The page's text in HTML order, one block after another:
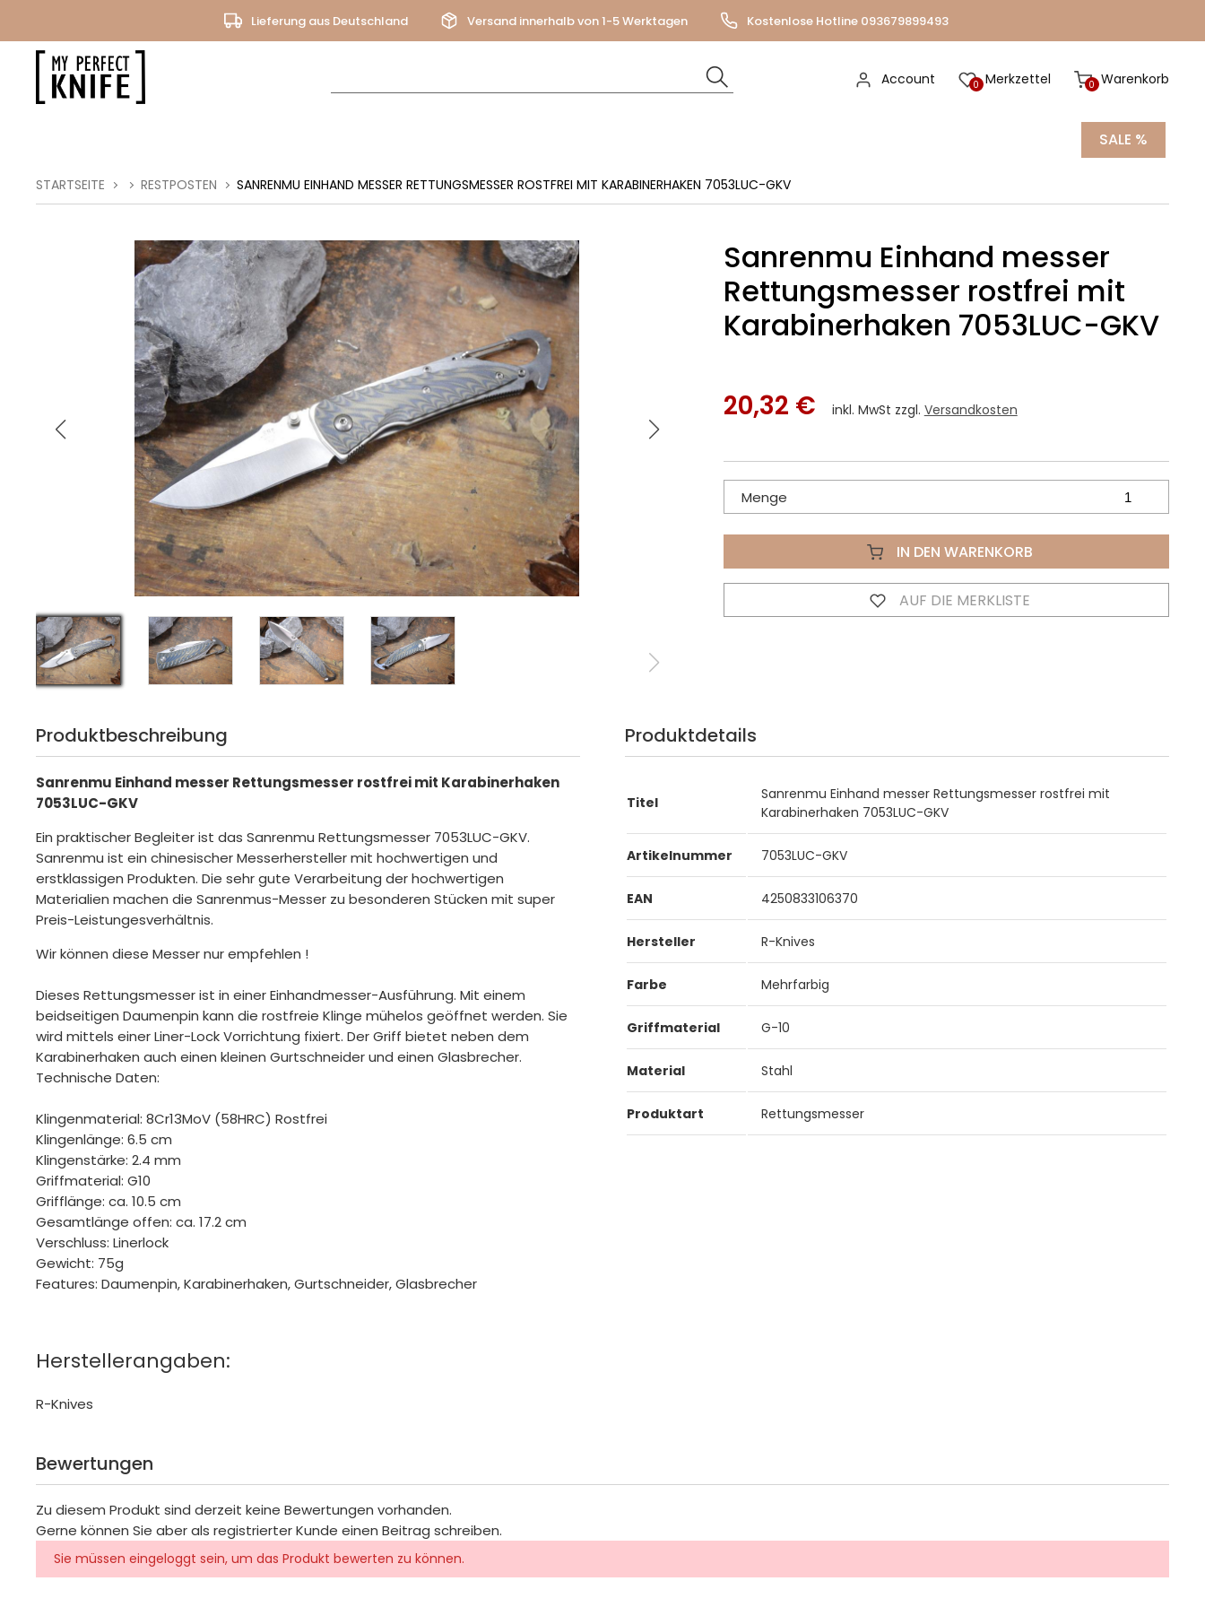
Lieferung aus Deutschland Versand innerhalb von 1-5 Werktagen Kostenlose Hotline 093679899493
0 Warenkorb
0 Merkzettel
Account
SALE %
STARTSEITE RESTPOSTEN SANRENMU EINHAND MESSER RETTUNGSMESSER ROSTFREI MIT KARABINERHAKEN 7053LUC-GKV
Sanrenmu Einhand messer
Rettungsmesser rostfrei mit
Karabinerhaken 7053LUC-GKV
20,32 € inkl. MwSt zzgl. Versandkosten
Menge
IN DEN WARENKORB
AUF DIE MERKLISTE
Produktbeschreibung
Sanrenmu Einhand messer Rettungsmesser rostfrei mit Karabinerhaken
7053LUC-GKV
Ein praktischer Begleiter ist das Sanrenmu Rettungsmesser 7053LUC-GKV.
Sanrenmu ist ein chinesischer Messerhersteller mit hochwertigen und
erstklassigen Produkten. Die sehr gute Verarbeitung der hochwertigen
Materialien machen die Sanrenmus-Messer zu besonderen Stücken mit super
Preis-Leistungesverhältnis.
Wir können diese Messer nur empfehlen !
Dieses Rettungsmesser ist in einer Einhandmesser-Ausführung. Mit einem
beidseitigen Daumenpin kann die rostfreie Klinge mühelos geöffnet werden. Sie
wird mittels einer Liner-Lock Vorrichtung fixiert. Der Griff bietet neben dem
Karabinerhaken auch einen kleinen Gurtschneider und einen Glasbrecher.
Technische Daten:
Klingenmaterial: 8Cr13MoV (58HRC) Rostfrei
Klingenlänge: 6.5 cm
Klingenstärke: 2.4 mm
Griffmaterial: G10
Grifflänge: ca. 10.5 cm
Gesamtlänge offen: ca. 17.2 cm
Verschluss: Linerlock
Gewicht: 75g
Features: Daumenpin, Karabinerhaken, Gurtschneider, Glasbrecher
Herstellerangaben:
R-Knives
Produktdetails
Titel
Sanrenmu Einhand messer Rettungsmesser rostfrei mit
Karabinerhaken 7053LUC-GKV
Artikelnummer 7053LUC-GKV
EAN 4250833106370
Hersteller R-Knives
Farbe Mehrfarbig
Griffmaterial G-10
Material Stahl
Produktart Rettungsmesser
Bewertungen
Zu diesem Produkt sind derzeit keine Bewertungen vorhanden.
Gerne können Sie aber als registrierter Kunde einen Beitrag schreiben.
Sie müssen eingeloggt sein, um das Produkt bewerten zu können.